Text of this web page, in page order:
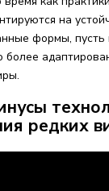
на
формы, пусть
более
редких